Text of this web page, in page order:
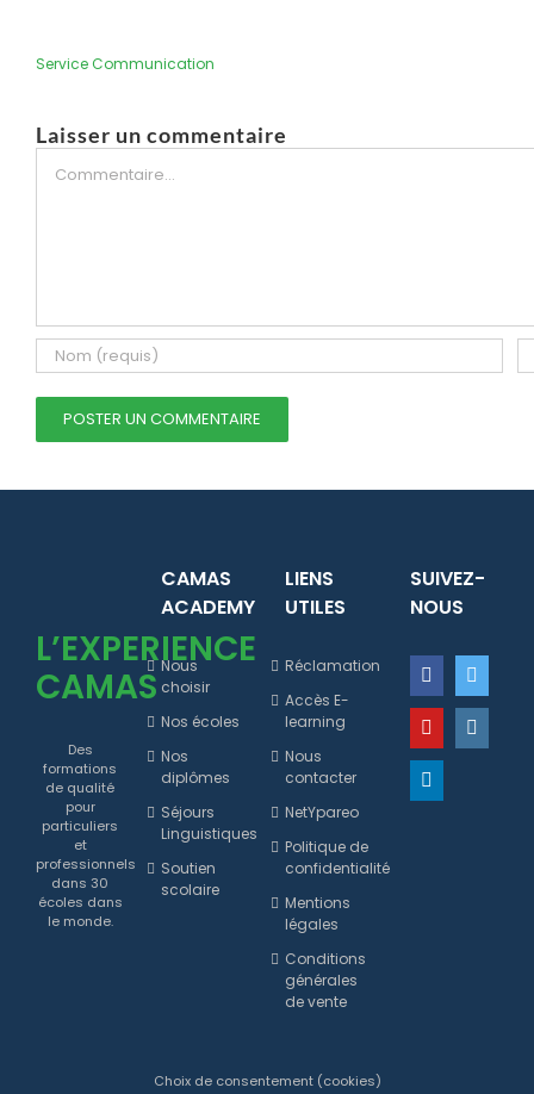
Service Communication
Laisser un commentaire
L’EXPERIENCE
CAMAS
Des
formations
de qualité
pour
particuliers
et
professionnels
dans 30
écoles dans
le monde.
CAMAS
ACADEMY
Nous
choisir
Nos écoles
Nos
diplômes
Séjours
Linguistiques
Soutien
scolaire
LIENS
UTILES
Réclamation
Accès E-
learning
Nous
contacter
NetYpareo
Politique de
confidentialité
Mentions
légales
Conditions
générales
de vente
SUIVEZ-
NOUS
Choix de consentement (cookies)